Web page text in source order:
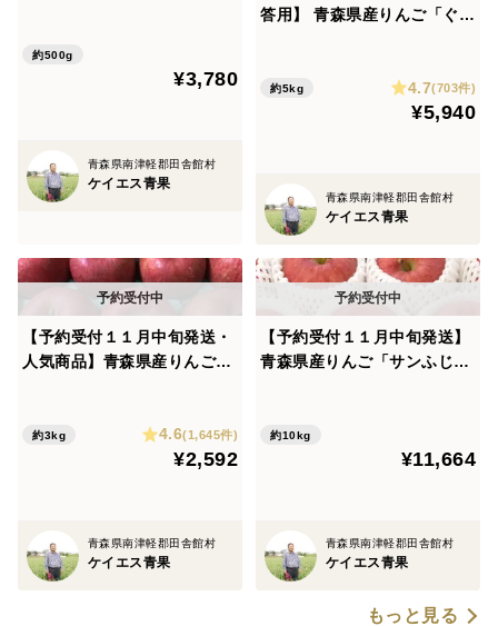
約500g
¥3,780
青森県南津軽郡田舎館村
ケイエス青果
答用】 青森県産りんご「ぐん
約5kg 4.7(703件)
¥5,940
青森県南津軽郡田舎館村
ケイエス青果
【予約受付１１月中旬発送・
人気商品】青森県産りんご
果済】
約3kg 4.6(1,645件)
¥2,592
青森県南津軽郡田舎館村
ケイエス青果
【予約受付１１月中旬発送】
青森県産りんご「サンふじ」
サー選果済】
約10kg
¥11,664
青森県南津軽郡田舎館村
ケイエス青果
もっと見る